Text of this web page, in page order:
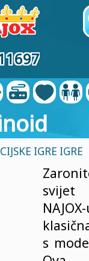
IGRE IGRE
svijet
s